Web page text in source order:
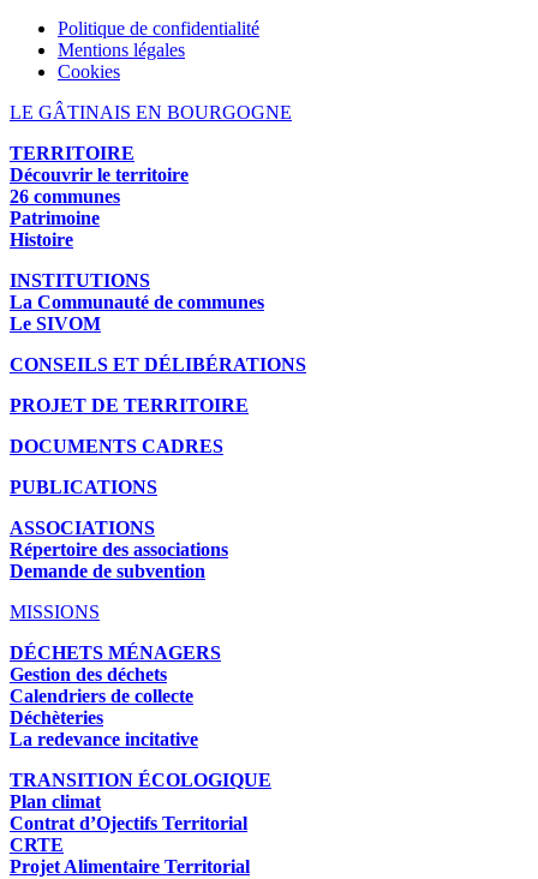
Politique de confidentialité
Mentions légales
Cookies
LE GÂTINAIS EN BOURGOGNE
TERRITOIRE
Découvrir le territoire
26 communes
Patrimoine
Histoire
INSTITUTIONS
La Communauté de communes
Le SIVOM
CONSEILS ET DÉLIBÉRATIONS
PROJET DE TERRITOIRE
DOCUMENTS CADRES
PUBLICATIONS
ASSOCIATIONS
Répertoire des associations
Demande de subvention
MISSIONS
DÉCHETS MÉNAGERS
Gestion des déchets
Calendriers de collecte
Déchèteries
La redevance incitative
TRANSITION ÉCOLOGIQUE
Plan climat
Contrat d’Ojectifs Territorial
CRTE
Projet Alimentaire Territorial